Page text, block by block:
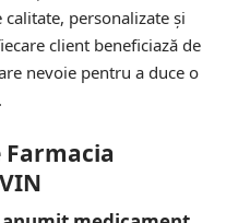
personalizate și
client beneficiază de
nevoie pentru a duce o